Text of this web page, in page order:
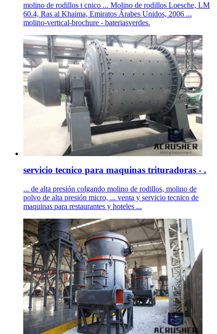
molino de rodillos t cnico ... Molino de rodillos Loesche, LM
60.4, Ras al Khaima, Emiratos Árabes Unidos, 2006 ...
molino-vertical-brochure - bateriasverdes.
servicio tecnico para maquinas trituradoras - .
... de alta presión colgando molino de rodillos, molino de
polvo de alta presión micro, ... venta y servicio tecnico de
maquinas para restaurantes y hoteles ...